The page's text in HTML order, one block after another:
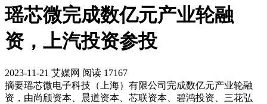
瑶芯微完成数亿元产业轮融
资，上汽投资参投
2023-11-21 艾媒网 阅读 17167
摘要瑶芯微电子科技（上海）有限公司完成数亿元产业轮融
资，由尚颀资本、晨道资本、芯联资本、碧鸿投资、三花弘